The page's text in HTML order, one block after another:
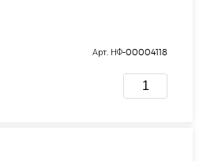
Арт. НФ-00004118